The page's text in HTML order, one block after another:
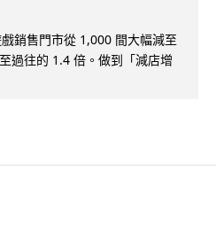
銷售門市從 1,000 間大幅減至
過往的 1.4 倍。做到「減店增